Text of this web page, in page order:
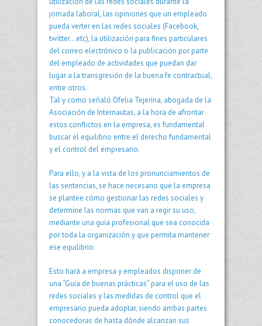
jornada laboral, las opiniones que un empleado
pueda verter en las redes sociales (Facebook,
twitter…etc), la utilización para fines particulares
del correo electrónico o la publicación por parte
del empleado de actividades que puedan dar
lugar a la transgresión de la buena fe contractual,
entre otros.
Tal y como señaló Ofelia Tejerina, abogada de la
Asociación de Internautas, a la hora de afrontar
estos conflictos en la empresa, es fundamental
buscar el equilibrio entre el derecho fundamental
y el control del empresario.
Para ello, y a la vista de los pronunciamientos de
las sentencias, se hace necesario que la empresa
se plantee cómo gestionar las redes sociales y
determine las normas que van a regir su uso,
mediante una guía profesional que sea conocida
por toda la organización y que permita mantener
ese equilibrio.
Esto hará a empresa y empleados disponer de
una “Guía de buenas prácticas” para el uso de las
redes sociales y las medidas de control que el
empresario pueda adoptar, siendo ambas partes
conocedoras de hasta dónde alcanzan sus